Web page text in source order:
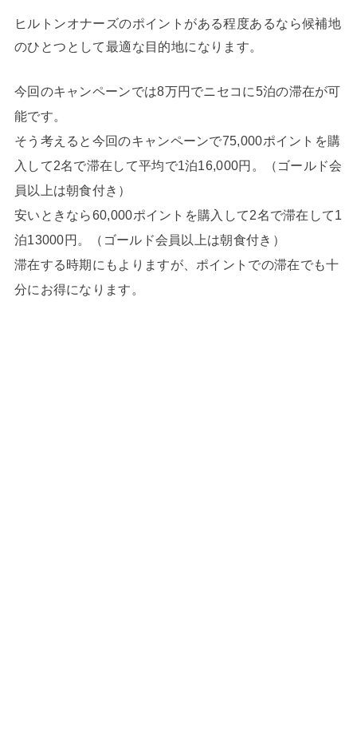
ヒルトンオナーズのポイントがある程度あるなら候補地
のひとつとして最適な目的地になります。
今回のキャンペーンでは8万円でニセコに5泊の滞在が可
能です。
そう考えると今回のキャンペーンで75,000ポイントを購
入して2名で滞在して平均で1泊16,000円。（ゴールド会
員以上は朝食付き）
安いときなら60,000ポイントを購入して2名で滞在して1
泊13000円。（ゴールド会員以上は朝食付き）
滞在する時期にもよりますが、ポイントでの滞在でも十
分にお得になります。